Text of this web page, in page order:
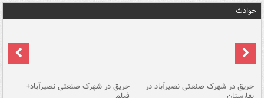
حوادث
حریق در شهرک صنعتی نصیرآباد در حریق در شهرک صنعتی نصیرآباد+